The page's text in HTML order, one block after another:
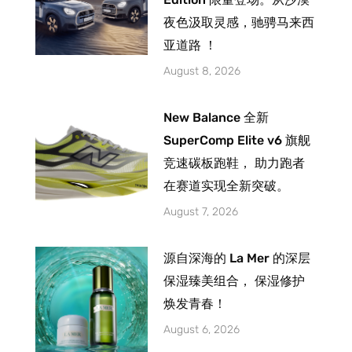
夜色汲取灵感，驰骋马来西
亚道路 ！
August 8, 2026
New Balance 全新
SuperComp Elite v6 旗舰
竞速碳板跑鞋， 助力跑者
在赛道实现全新突破。
August 7, 2026
源自深海的 La Mer 的深层
保湿臻美组合， 保湿修护
焕发青春！
August 6, 2026